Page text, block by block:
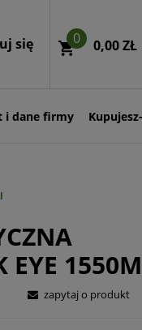
się 0 0,00 ZŁ
i dane firmy
EYE
zapytaj o produkt